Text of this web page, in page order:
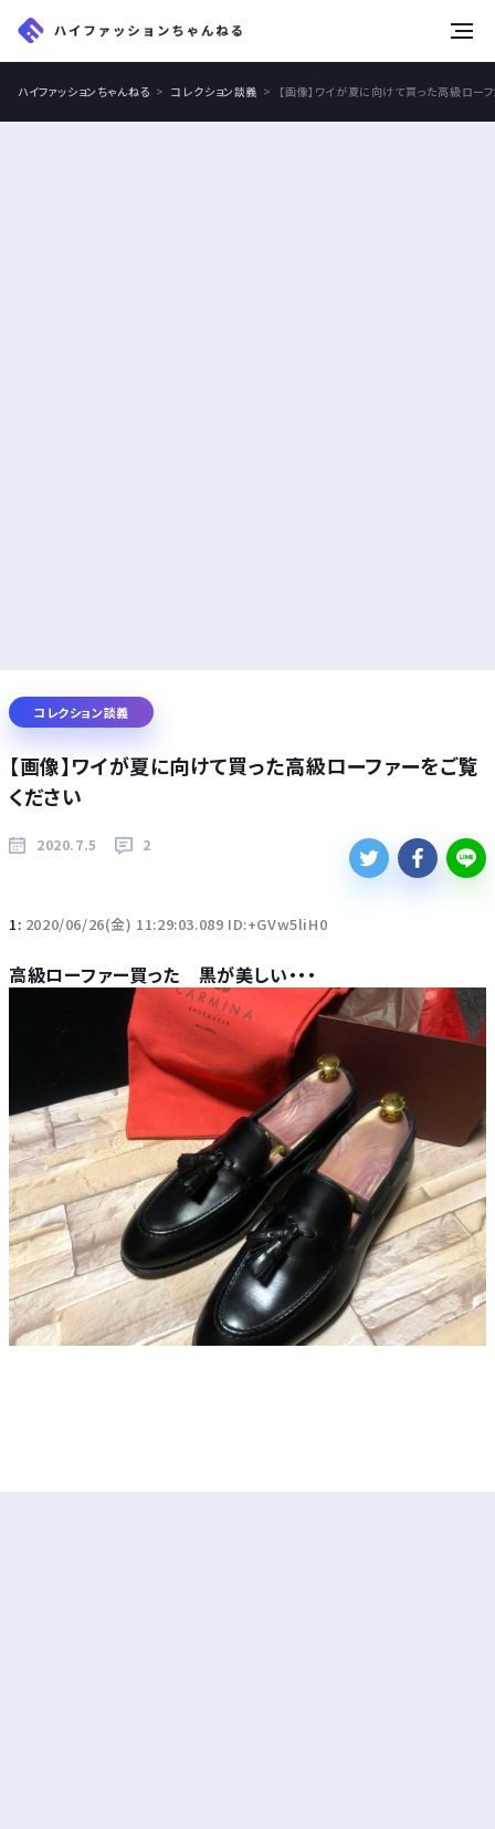
ハイファッションちゃんねる コレクション談義 【画像】ワイが夏に向けて買った高級ロー
コレクション談義
【画像】ワイが夏に向けて買った高級ローファーをご覧
ください
2020.7.5 2
1: 2020/06/26(金) 11:29:03.089 ID:+GVw5liH0
高級ローファー買った 黒が美しい・・・